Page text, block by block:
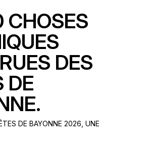
CHOSES
DES
DE
DE BAYONNE 2026 UNE